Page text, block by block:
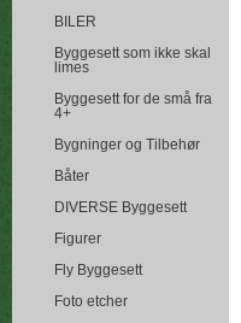
BILER
Byggesett som ikke skal
limes
Byggesett for de små fra
4+
Bygninger og Tilbehør
Båter
DIVERSE Byggesett
Figurer
Fly Byggesett
Foto etcher